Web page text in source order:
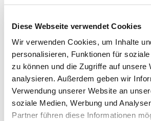
Diese Webseite verwendet Cookies
Wir verwenden Cookies, um Inhalte
personalisieren, Funktionen für
zu können und die Zugriffe auf unsere
analysieren. Außerdem geben wir
Verwendung unserer Website an
soziale Medien, Werbung und
Partner führen diese Informationen
KI-Agenten in 8 Wochen
produktiv.
inklusive.
Demo buchen →